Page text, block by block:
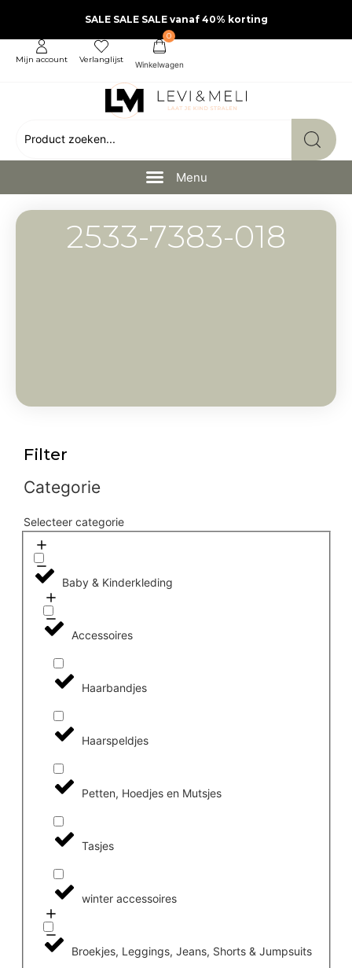
SALE SALE SALE vanaf 40% korting
Mijn account Verlanglijst
0
2533-7383-018
Filter
Categorie
Selecteer categorie
Baby & Kinderkleding
Accessoires
Haarbandjes
Haarspeldjes
Petten, Hoedjes en Mutsjes
Tasjes
winter accessoires
Broekjes, Leggings, Jeans, Shorts & Jumpsuits